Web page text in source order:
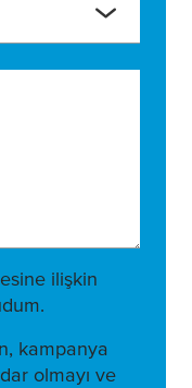
ilişkin
kampanya
olmayı ve